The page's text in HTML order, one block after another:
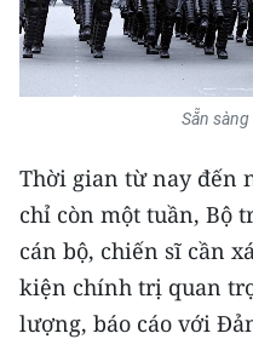
CHUYÊN ĐỀ
CÁC CHUYÊN TRANG
VỀ BÁO NHÂN DÂN
THỜI NAY
NHÂN DÂN CUỐI TUẦN
Sẵn
Thời gian từ nay đến
chỉ còn một tuần, Bộ
cán bộ, chiến sĩ cần
kiện chính trị quan
lượng, báo cáo với